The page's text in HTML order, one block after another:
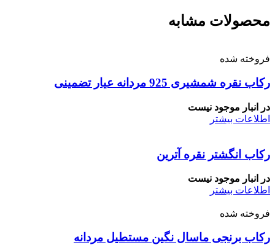
محصولات مشابه
فروخته شده
رکاب نقره شمشیری 925 مردانه عیار تضمینی
در انبار موجود نیست
اطلاعات بیشتر
رکاب انگشتر نقره آترین
در انبار موجود نیست
اطلاعات بیشتر
فروخته شده
رکاب برنجی ماسال نگین مستطیل مردانه